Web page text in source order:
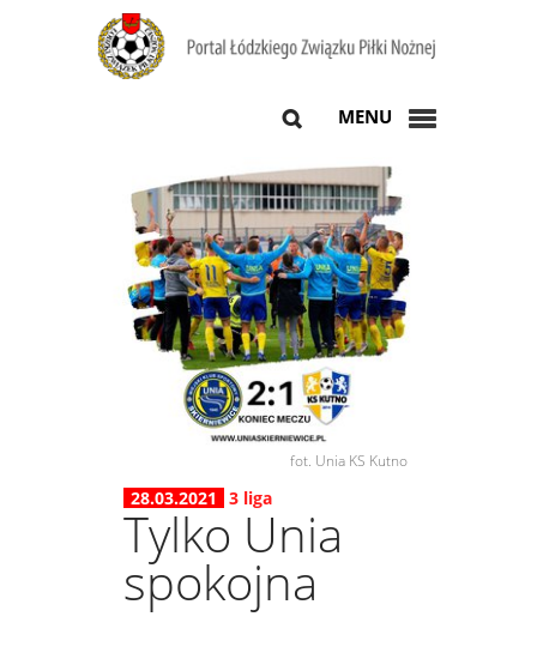
MENU
fot. Unia KS Kutno
28.03.2021 3 liga
Tylko Unia
spokojna